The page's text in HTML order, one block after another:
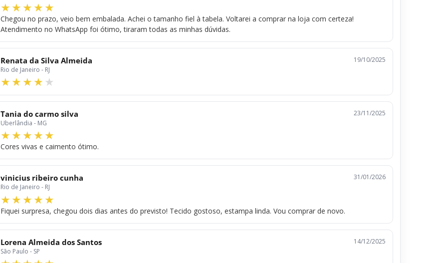
Chegou no prazo, veio bem embalada. Achei o tamanho fiel à tabela. Voltarei a comprar na loja com certeza!
Atendimento no WhatsApp foi ótimo, tiraram todas as minhas dúvidas.
Renata da Silva Almeida
Rio de Janeiro - RJ
19/10/2025
Tania do carmo silva
Uberlândia - MG
23/11/2025
Cores vivas e caimento ótimo.
vinicius ribeiro cunha
Rio de Janeiro - RJ
31/01/2026
Fiquei surpresa, chegou dois dias antes do previsto! Tecido gostoso, estampa linda. Vou comprar de novo.
Lorena Almeida dos Santos
São Paulo - SP
14/12/2025